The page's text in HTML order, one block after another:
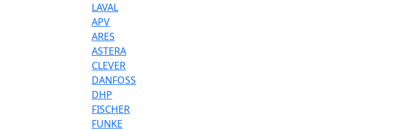
LAVAL
APV
ARES
ASTERA
CLEVER
DANFOSS
DHP
FISCHER
FUNKE